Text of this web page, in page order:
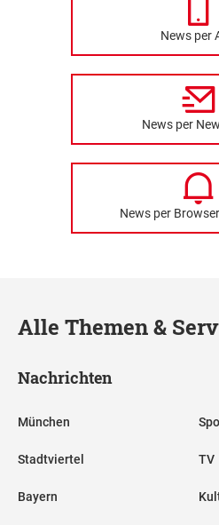
News per
News per
News per
Alle Themen &
Nachrichten
München
Stadtviertel
Bayern
TV